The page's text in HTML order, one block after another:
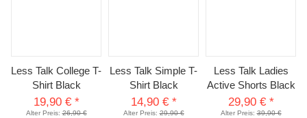
Less Talk College T-
Shirt Black
19,90 € *
Alter Preis:26,90 €
Less Talk Simple T-
Shirt Black
14,90 € *
Alter Preis:29,90 €
Less Talk Ladies
Active Shorts Black
29,90 € *
Alter Preis:39,90 €